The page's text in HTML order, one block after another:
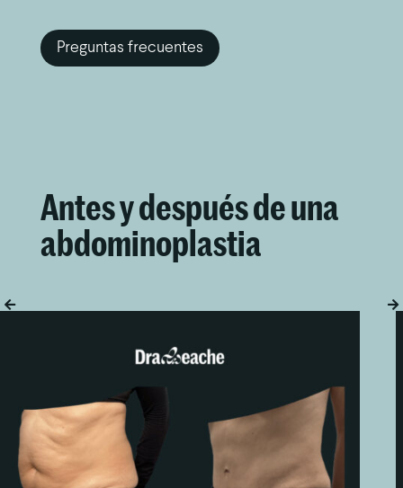
Preguntas frecuentes
Antes y después de una
abdominoplastia